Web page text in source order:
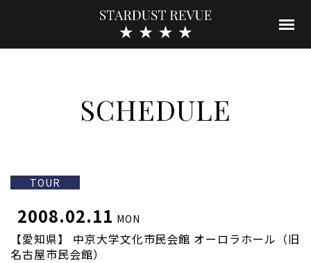
SCHEDULE
TOUR
2008.02.11 MON
【愛知県】 中京大学文化市民会館 オーロラホール（旧
名古屋市民会館）